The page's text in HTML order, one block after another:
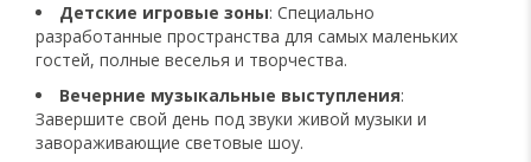
Детские игровые зоны: Специально
разработанные пространства для самых маленьких
гостей, полные веселья и творчества.
Вечерние музыкальные выступления:
Завершите свой день под звуки живой музыки и
завораживающие световые шоу.